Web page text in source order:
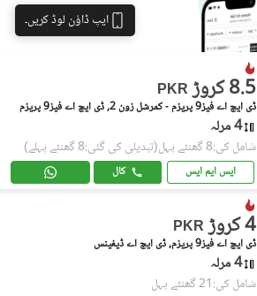
ایپ ڈاؤن لوڈ کریں۔
PKR 8.5 کروڑ
ڈی ایچ اے فیز9 پریزم - کمرشل زون 2, ڈی ایچ اے فیز9 پریزم
4 مرلہ
شامل کی:8 گھنٹے پہل (تبدیلی کی گئی:8 گھنٹے پہلے)
ایس ایم ایس کال
PKR 4 کروڑ
ڈی ایچ اے فیز9 پریزم, ڈی ایچ اے ڈیفینس
4 مرلہ
شامل کی:21 گھنٹے پہل